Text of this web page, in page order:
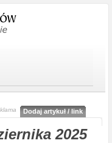
Dodaj artykuł / link
2025